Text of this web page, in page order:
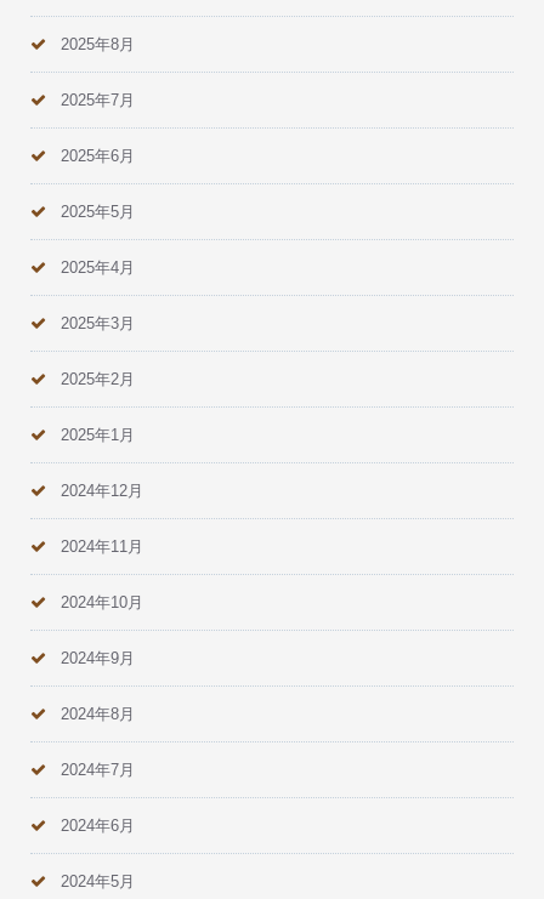
2025年8月
2025年7月
2025年6月
2025年5月
2025年4月
2025年3月
2025年2月
2025年1月
2024年12月
2024年11月
2024年10月
2024年9月
2024年8月
2024年7月
2024年6月
2024年5月